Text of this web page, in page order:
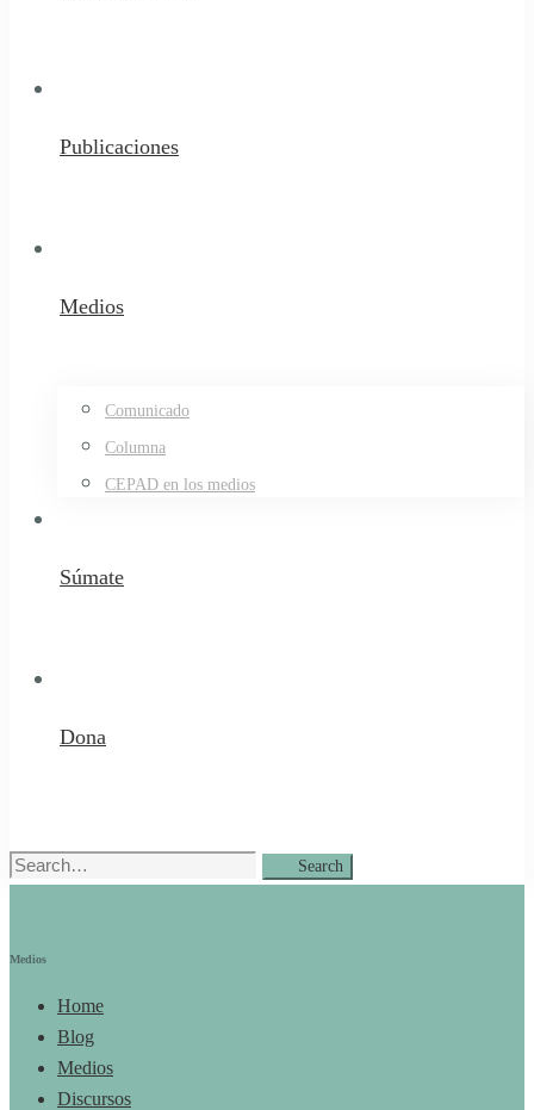
Publicaciones
Medios
Comunicado
Columna
CEPAD en los medios
Súmate
Dona
Search
Search
Medios
Home
Blog
Medios
Discursos